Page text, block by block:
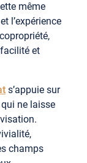
même
l’expérience
et
s’appuie sur
qui ne laisse
champs